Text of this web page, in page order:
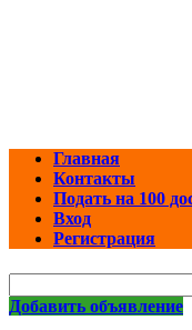
Главная
Контакты
Подать на 100
Вход
Регистрация
Добавить объявление